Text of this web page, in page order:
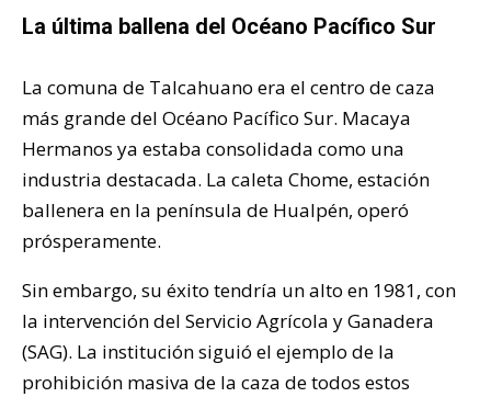
La última ballena del Océano Pacífico Sur
La comuna de Talcahuano era el centro de caza
más grande del Océano Pacífico Sur. Macaya
Hermanos ya estaba consolidada como una
industria destacada. La caleta Chome, estación
ballenera en la península de Hualpén, operó
prósperamente.
Sin embargo, su éxito tendría un alto en 1981, con
la intervención del Servicio Agrícola y Ganadera
(SAG). La institución siguió el ejemplo de la
prohibición masiva de la caza de todos estos